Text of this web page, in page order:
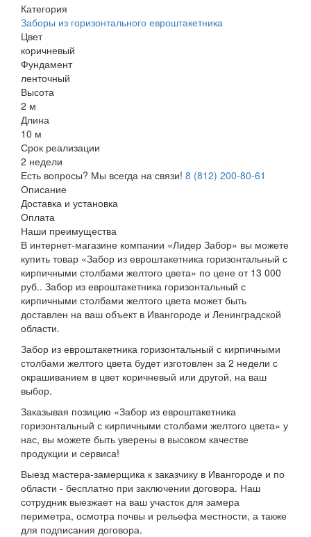
Категория
Заборы из горизонтального евроштакетника
Цвет
коричневый
Фундамент
ленточный
Высота
2 м
Длина
10 м
Срок реализации
2 недели
Есть вопросы? Мы всегда на связи! 8 (812) 200-80-61
Описание
Доставка и установка
Оплата
Наши преимущества
В интернет-магазине компании «Лидер Забор» вы можете
купить товар «Забор из евроштакетника горизонтальный с
кирпичными столбами желтого цвета» по цене от 13 000
руб.. Забор из евроштакетника горизонтальный с
кирпичными столбами желтого цвета может быть
доставлен на ваш объект в Ивангороде и Ленинградской
области.
Забор из евроштакетника горизонтальный с кирпичными
столбами желтого цвета будет изготовлен за 2 недели с
окрашиванием в цвет коричневый или другой, на ваш
выбор.
Заказывая позицию «Забор из евроштакетника
горизонтальный с кирпичными столбами желтого цвета» у
нас, вы можете быть уверены в высоком качестве
продукции и сервиса!
Выезд мастера-замерщика к заказчику в Ивангороде и по
области - бесплатно при заключении договора. Наш
сотрудник выезжает на ваш участок для замера
периметра, осмотра почвы и рельефа местности, а также
для подписания договора.